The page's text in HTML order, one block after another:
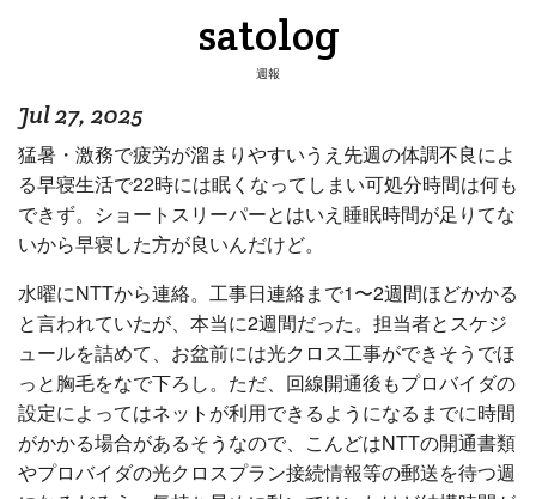
satolog
週報
Jul 27, 2025
猛暑・激務で疲労が溜まりやすいうえ先週の体調不良によ
る早寝生活で22時には眠くなってしまい可処分時間は何も
できず。ショートスリーパーとはいえ睡眠時間が足りてな
いから早寝した方が良いんだけど。
水曜にNTTから連絡。工事日連絡まで1〜2週間ほどかかる
と言われていたが、本当に2週間だった。担当者とスケジ
ュールを詰めて、お盆前には光クロス工事ができそうでほ
っと胸毛をなで下ろし。ただ、回線開通後もプロバイダの
設定によってはネットが利用できるようになるまでに時間
がかかる場合があるそうなので、こんどはNTTの開通書類
やプロバイダの光クロスプラン接続情報等の郵送を待つ週